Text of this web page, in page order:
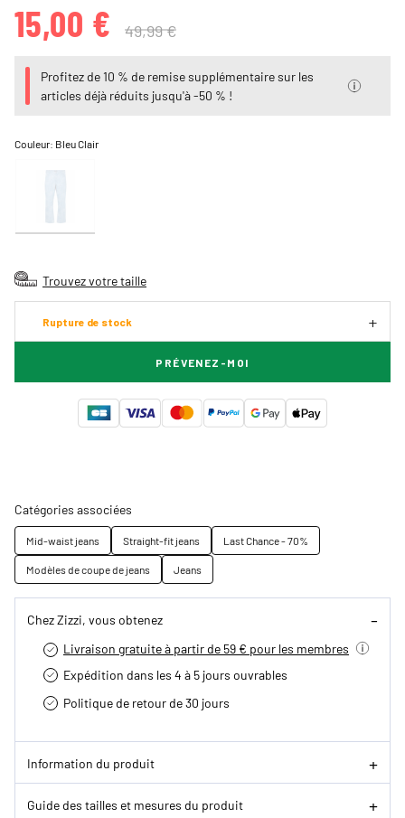
15,00 € 49,99 €
Profitez de 10 % de remise supplémentaire sur les
articles déjà réduits jusqu'à -50 % !
Couleur: Bleu Clair
Trouvez votre taille
Rupture de stock
PRÉVENEZ-MOI
Catégories associées
Mid-waist jeans Straight-fit jeans
Last Chance - 70%
Modèles de coupe de jeans
Jeans
Chez Zizzi, vous obtenez
Livraison gratuite à partir de 59 € pour les membres
Expédition dans les 4 à 5 jours ouvrables
Politique de retour de 30 jours
Information du produit
Guide des tailles et mesures du produit